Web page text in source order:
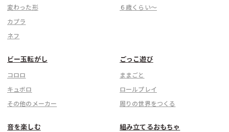
変わった形
カプラ
ネフ
６歳くらい〜
ビー玉転がし
コロロ
キュボロ
その他のメーカー
ごっこ遊び
ままごと
ロールプレイ
周りの世界をつくる
音を楽しむ 組み立てるおもちゃ